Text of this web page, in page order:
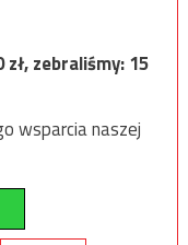
zł, zebraliśmy:15
wsparcia naszej